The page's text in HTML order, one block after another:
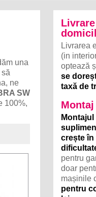
una
ne
SW
100%,
Livrarea
(in
optează
se
taxă de
crește în
pentru
doar
mașinile
pentru